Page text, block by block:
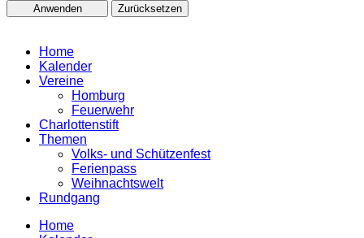
Anwenden Zurücksetzen
Home
Kalender
Vereine
Homburg
Feuerwehr
Charlottenstift
Themen
Volks- und Schützenfest
Ferienpass
Weihnachtswelt
Rundgang
Home